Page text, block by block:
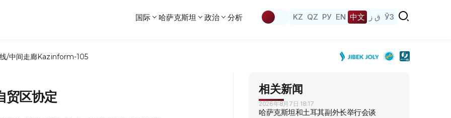
国际 哈萨克斯坦 政治 分析 KZ QZ РУ EN 中文 ق ز ЎЗ
/中间走廊Kazinform-105
贸区协定 相关新闻
2026年8月7日 18:17
哈萨克斯坦和土耳其副外长举行会谈